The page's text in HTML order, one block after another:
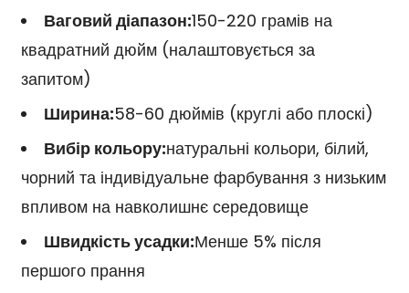
Ваговий діапазон:150-220 грамів на
квадратний дюйм (налаштовується за
запитом)
Ширина:58-60 дюймів (круглі або плоскі)
Вибір кольору:натуральні кольори, білий,
чорний та індивідуальне фарбування з низьким
впливом на навколишнє середовище
Швидкість усадки:Менше 5% після
першого прання